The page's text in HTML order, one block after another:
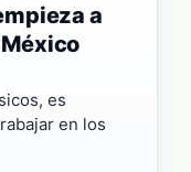
a
es
en los